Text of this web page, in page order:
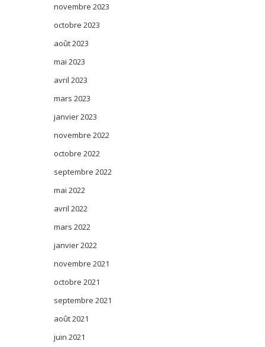
novembre 2023
octobre 2023
août 2023
mai 2023
avril 2023
mars 2023
janvier 2023
novembre 2022
octobre 2022
septembre 2022
mai 2022
avril 2022
mars 2022
janvier 2022
novembre 2021
octobre 2021
septembre 2021
août 2021
juin 2021